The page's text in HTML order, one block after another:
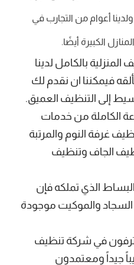
أعوام من التجارب في
الكبيرة أيضًا.
بالكامل لدينا
فيمكننا ان نقدم لك
إلى التنظيف العميق.
الكاملة من خدمات
غرفة النوم والمرتبة
الجاف وتنظيف
الذي تملكه فإن
والموكيت موجودة
في شركة تنظيف
جيداً ومعتمدون